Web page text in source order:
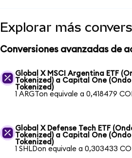
Explorar más
Conversiones avanzadas de
Global X MSCI Argentina ETF
Tokenized) a Capital One (Ondo
Tokenized)
1 ARGTon equivale a 0,418479
Global X Defense Tech ETF
Tokenized) a Capital One (Ondo
Tokenized)
1 SHLDon equivale a 0,303433